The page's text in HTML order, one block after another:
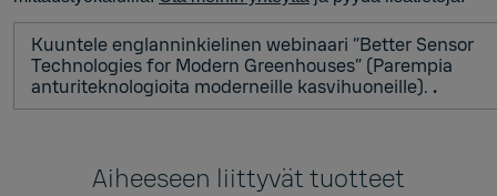
Kuuntele englanninkielinen webinaari ”Better Sensor
Technologies for Modern Greenhouses” (Parempia
anturiteknologioita moderneille kasvihuoneille). .
Aiheeseen liittyvät tuotteet